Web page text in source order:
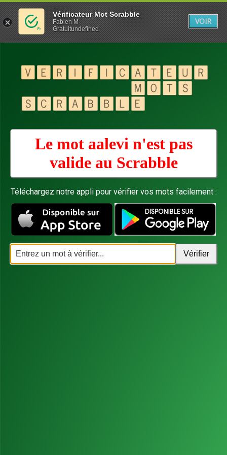
Le mot aalevi n'est pas
valide au Scrabble
Téléchargez notre appli pour vérifier vos mots facilement :
Vérificateur Mot Scrabble
Fabien M
Gratuitundefined
VOIR